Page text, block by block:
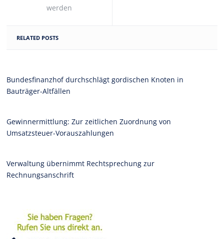
werden
RELATED POSTS
Bundesfinanzhof durchschlägt gordischen Knoten in
Bauträger-Altfällen
Gewinnermittlung: Zur zeitlichen Zuordnung von
Umsatzsteuer-Vorauszahlungen
Verwaltung übernimmt Rechtsprechung zur
Rechnungsanschrift